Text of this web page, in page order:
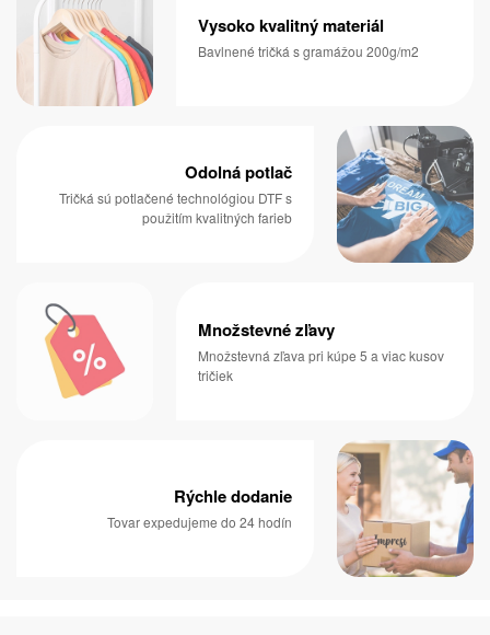
Vysoko kvalitný materiál
Bavlnené tričká s gramážou 200g/m2
Odolná potlač
Tričká sú potlačené technológiou DTF s
použitím kvalitných farieb
Množstevné zľavy
Množstevná zľava pri kúpe 5 a viac kusov
tričiek
Rýchle dodanie
Tovar expedujeme do 24 hodín